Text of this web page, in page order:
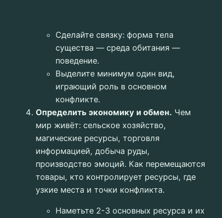
Сделайте связку: форма тела
существа — среда обитания —
поведение.
Выделите минимум один вид,
играющий роль в основном
конфликте.
Определить экономику и обмен. Чем
мир живёт: сельское хозяйство,
магические ресурсы, торговля
информацией, добыча руды,
производство эмоций. Как перемещаются
товары, кто контролирует ресурсы, где
узкие места и точки конфликта.
Наметьте 2-3 основных ресурса и их